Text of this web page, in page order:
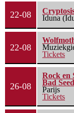
22-08
Iduna
22-08
Tickets
26-08
Rock en
Bad
Parijs
Tickets